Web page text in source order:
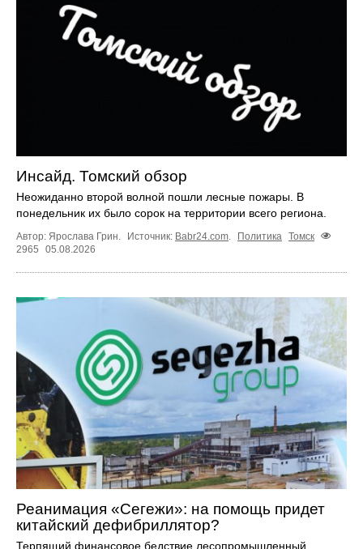
Инсайд. Томский обзор
Неожиданно второй волной пошли лесные пожары. В
понедельник их было сорок на территории всего региона.
Автор: Ярослава Грин. Источник: Babr24.com. Политика Томск
2965
05.08.2026
Реанимация «Сегежи»: на помощь придет
китайский дефибриллятор?
Терпящий финансовое бедствие лесопромышленный